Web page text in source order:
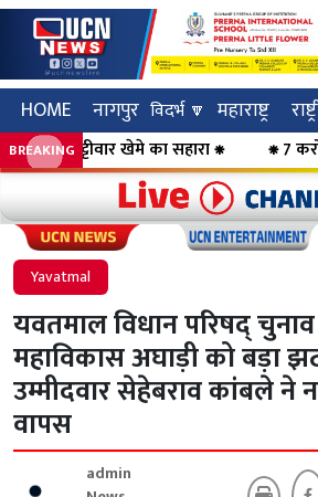
HOME नागपुर विदर्भ 🔽 महाराष्ट्र
BREAKINGखेमे का सहारा ⁕ ⁕ 7 करोड़ 68
Click to visit UCN News
Yavatmal
यवतमाल विधान परिषद्
महाविकास अघाड़ी को बड़ा
उम्मीदवार सेहेबराव कांबले ने
वापस
admin